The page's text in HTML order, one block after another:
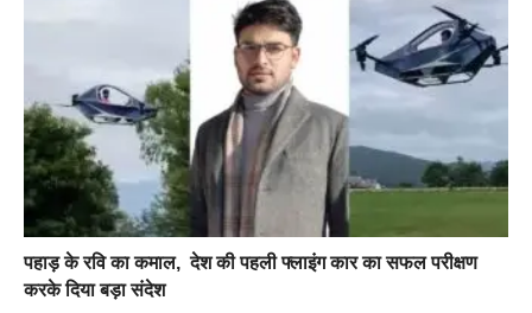
पहाड़ के रवि का कमाल, देश की पहली फ्लाइंग कार का सफल परीक्षण
करके दिया बड़ा संदेश